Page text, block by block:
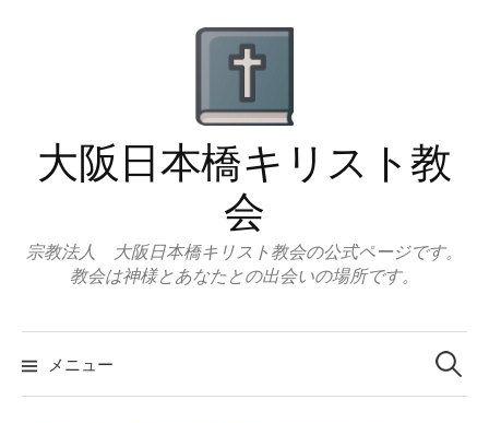
ッ
大阪日本橋キリスト教
会
宗教法人 大阪日本橋キリスト教会の公式ページです。
教会は神様とあなたとの出会いの場所です。
メニュー
検
索: